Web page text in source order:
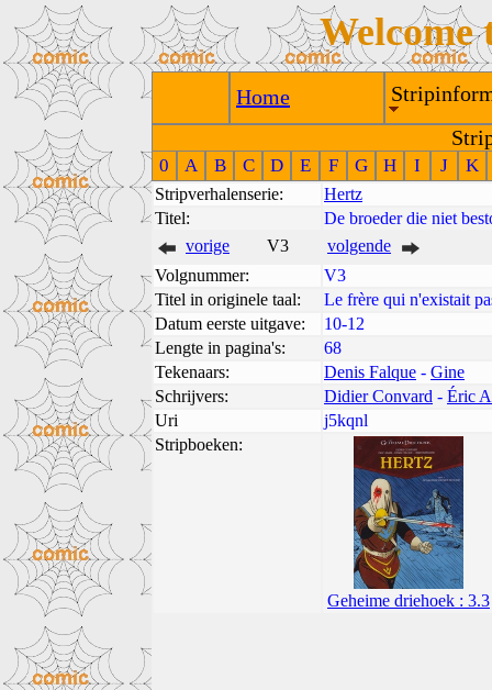
Welcome
Home
0 A B C D E F G H I J K
Stripverhalenserie:
Hertz
Titel:
De broeder die niet
vorige
V3
volgende
Volgnummer:
V3
Titel in originele taal:
Le frère qui n'existait
Datum eerste uitgave:
10-12
Lengte in pagina's:
68
Tekenaars:
Denis Falque - Gine
Schrijvers:
Didier Convard - Éric
Uri
j5kqnl
Stripboeken:
Geheime driehoek : 3.3